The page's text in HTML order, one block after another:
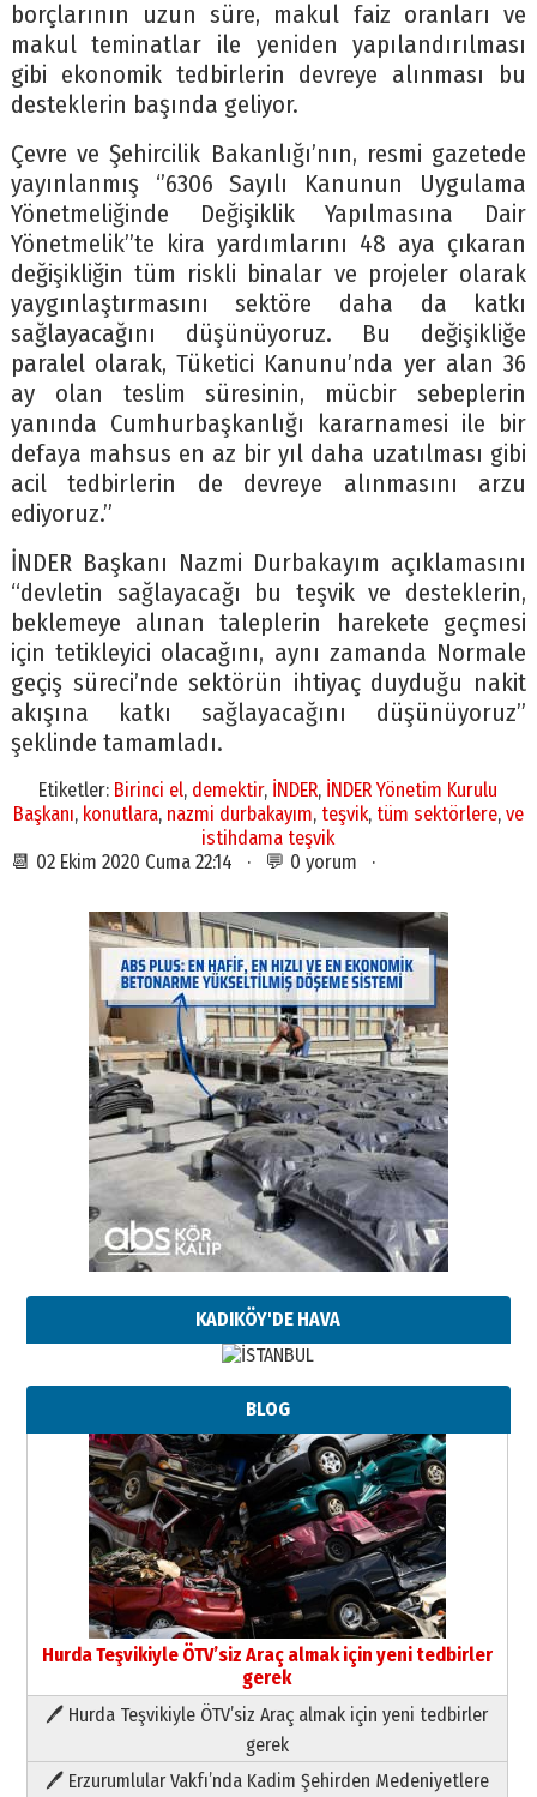
borçlarının uzun süre, makul faiz oranları ve
makul teminatlar ile yeniden yapılandırılması
gibi ekonomik tedbirlerin devreye alınması bu
desteklerin başında geliyor.
Çevre ve Şehircilik Bakanlığı’nın, resmi gazetede
yayınlanmış ‘’6306 Sayılı Kanunun Uygulama
Yönetmeliğinde Değişiklik Yapılmasına Dair
Yönetmelik’’te kira yardımlarını 48 aya çıkaran
değişikliğin tüm riskli binalar ve projeler olarak
yaygınlaştırmasını sektöre daha da katkı
sağlayacağını düşünüyoruz. Bu değişikliğe
paralel olarak, Tüketici Kanunu’nda yer alan 36
ay olan teslim süresinin, mücbir sebeplerin
yanında Cumhurbaşkanlığı kararnamesi ile bir
defaya mahsus en az bir yıl daha uzatılması gibi
acil tedbirlerin de devreye alınmasını arzu
ediyoruz.”
İNDER Başkanı Nazmi Durbakayım açıklamasını
“devletin sağlayacağı bu teşvik ve desteklerin,
beklemeye alınan taleplerin harekete geçmesi
için tetikleyici olacağını, aynı zamanda Normale
geçiş süreci’nde sektörün ihtiyaç duyduğu nakit
akışına katkı sağlayacağını düşünüyoruz”
şeklinde tamamladı.
Etiketler: Birinci el, demektir, İNDER, İNDER Yönetim Kurulu
Başkanı, konutlara, nazmi durbakayım, teşvik, tüm sektörlere, ve
istihdama teşvik
📆 02 Ekim 2020 Cuma 22:14 · 💬 0 yorum ·
KADIKÖY'DE HAVA
BLOG
Hurda Teşvikiyle ÖTV’siz Araç almak için yeni tedbirler
gerek
🖊 Hurda Teşvikiyle ÖTV’siz Araç almak için yeni tedbirler
gerek
🖊 Erzurumlular Vakfı’nda Kadim Şehirden Medeniyetlere
Paranın Aile Kültüründeki Yeri
03 Ağustos 2026 Pazartesi